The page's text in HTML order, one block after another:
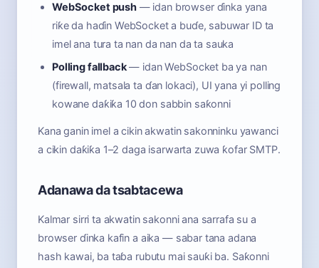
WebSocket push— idan browser ɗinka yana
riƙe da haɗin WebSocket a buɗe, sabuwar ID ta
imel ana tura ta nan da nan da ta sauka
Polling fallback— idan WebSocket ba ya nan
(firewall, matsala ta ɗan lokaci), UI yana yi polling
kowane daƙiƙa 10 don sabbin saƙonni
Kana ganin imel a cikin akwatin sakonninku yawanci
a cikin daƙiƙa 1–2 daga isarwarta zuwa ƙofar SMTP.
Adanawa da tsabtacewa
Kalmar sirri ta akwatin sakonni ana sarrafa su a
browser ɗinka kafin a aika — sabar tana adana
hash kawai, ba taɓa rubutu mai sauƙi ba. Saƙonni